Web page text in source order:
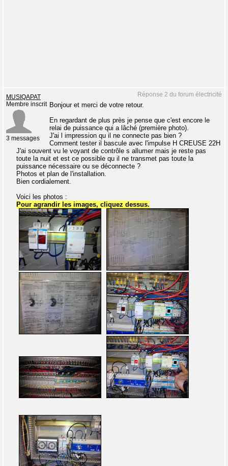
Réponse 2 du forum électricité
MUSIQAPAT
Membre inscrit
3 messages
Bonjour et merci de votre retour.
En regardant de plus près je pense que c'est encore le
relai de puissance qui a lâché (première photo).
J'ai l impression qu il ne connecte pas bien ?
Comment tester il bascule avec l'impulse H CREUSE 22H
J'ai souvent vu le voyant de contrôle s allumer mais je reste pas
toute la nuit et est ce possible qu il ne transmet pas toute la
puissance nécessaire ou se déconnecte ?
Photos et plan de l'installation.
Bien cordialement.
Voici les photos :
Pour agrandir les images, cliquez dessus.